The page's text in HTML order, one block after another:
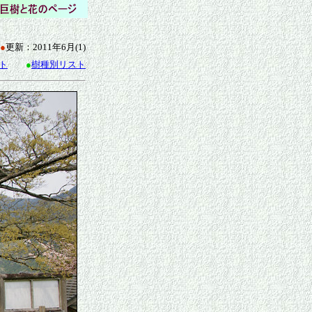
●更新：2011年6月(1)
●樹種別リスト